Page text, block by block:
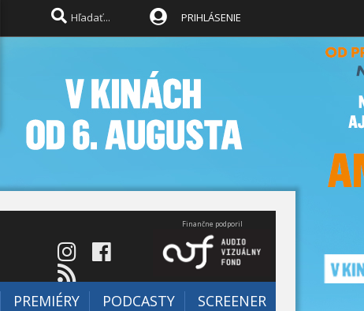
PRIHLÁSENIE
Finančne podporil
PREMIÉRY PODCASTY SCREENER